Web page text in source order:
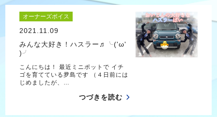
オーナーズボイス
2021.11.09
みんな大好き！ハスラー♬╰('ω'
)╯
こんにちは！ 最近ミニポットで イチ
ゴを育てている夛島です （４日前には
じめましたが、…
つづきを読む